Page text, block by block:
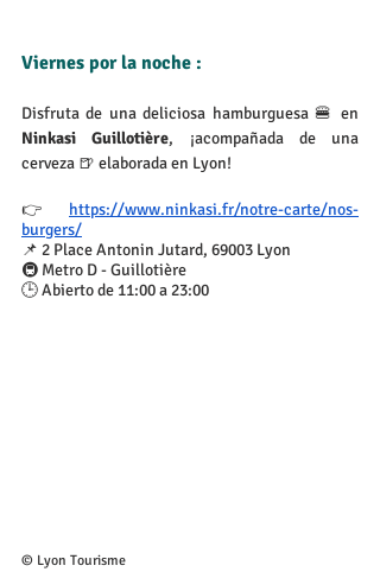
Viernes por la noche :
Ninkasi Guillotière, ¡acompañada de una
cerveza 🍺 elaborada en Lyon!
👉 https://www.ninkasi.fr/notre-carte/nos-
burgers/
📌 2 Place Antonin Jutard, 69003 Lyon
🚇 Metro D - Guillotière
🕒 Abierto de 11:00 a 23:00
© Lyon Tourisme